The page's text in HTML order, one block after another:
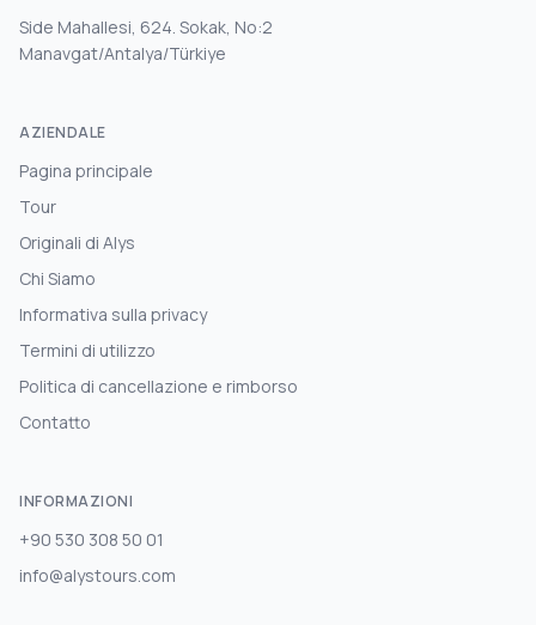
Side Mahallesi, 624. Sokak, No:2
Manavgat/Antalya/Türkiye
AZIENDALE
Pagina principale
Tour
Originali di Alys
Chi Siamo
Informativa sulla privacy
Termini di utilizzo
Politica di cancellazione e rimborso
Contatto
INFORMAZIONI
+90 530 308 50 01
info@alystours.com